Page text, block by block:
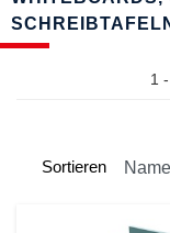
1
Sortieren